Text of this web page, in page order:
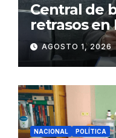
Central de
retrasos
de Agua y
Juliaca
AGOSTO 1, 2026
NACIONAL POLÍTICA